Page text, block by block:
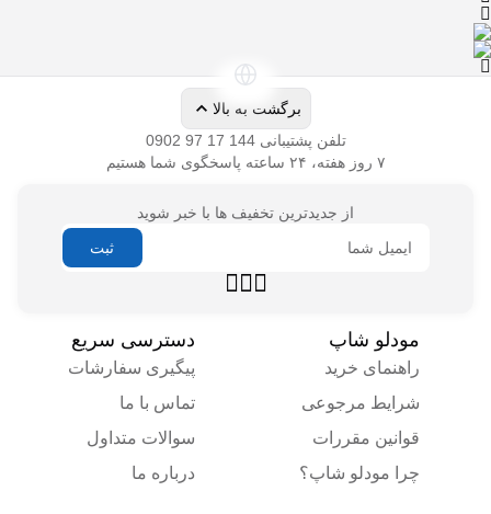
تلفن پشتیبانی
از جدیدترین تخفیف ها با خبر شوید
راهنمای خرید
شرایط مرجوعی
قوانین مقررات
چرا مودلو شاپ؟
پیگیری سفارشات
تماس با ما
سوالات متداول
درباره ما